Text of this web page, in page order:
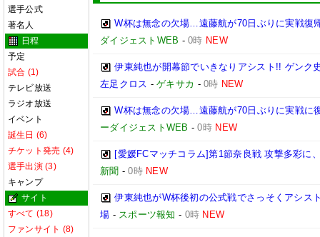
選手公式
著名人
日程
予定
試合 (1)
テレビ放送
ラジオ放送
イベント
誕生日 (6)
チケット発売 (4)
選手出演 (3)
キャンプ
サイト
すべて (18)
ファンサイト (8)
W杯は無念の欠場…遠藤航が70日ぶりに実戦復
ダイジェストWEB -0時 NEW
伊東純也が開幕節でいきなりアシスト!! ゲンク
左足クロス -ゲキサカ -0時 NEW
W杯は無念の欠場…遠藤航が70日ぶりに実戦に
ーダイジェストWEB -0時 NEW
[愛媛FCマッチコラム]第1節奈良戦 攻撃多彩に
新聞 -0時 NEW
伊東純也がW杯後初の公式戦でさっそくアシス
場 - スポーツ報知 - 0時 NEW